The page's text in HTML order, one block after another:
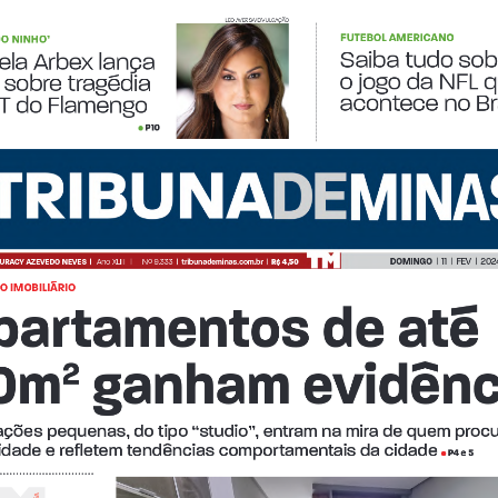
Account Password Reset Conteúdo
© 2026 Tribuna Impressa• Built withGeneratePress
AZEVEDO NEVES | Ano XLIII
   |      Nº 9.333  |
tribunademinas.com.br
  |
R$ 4,50 DOMINGO |  11  |  FEV  |
Arbex lança
tragédia
do Flamengo
NINHO’
• P10
Saiba tudo
o jogo da NFL
acontece no
FUTEBOL AMERICANO
LEO AVERSA/DIVULGAÇÃO
de até
2 ganham
pequenas, do tipo “studio”, entram na mira de quem
e refletem tendências comportamentais da cidade • P4 e 5
IMOBILIÁRIO
A